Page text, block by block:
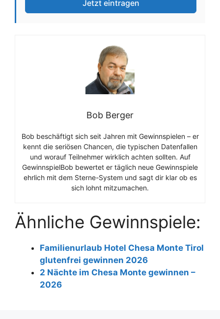
Jetzt eintragen
Bob Berger
Bob beschäftigt sich seit Jahren mit Gewinnspielen – er
kennt die seriösen Chancen, die typischen Datenfallen
und worauf Teilnehmer wirklich achten sollten. Auf
GewinnspielBob bewertet er täglich neue Gewinnspiele
ehrlich mit dem Sterne-System und sagt dir klar ob es
sich lohnt mitzumachen.
Ähnliche Gewinnspiele:
Familienurlaub Hotel Chesa Monte Tirol
glutenfrei gewinnen 2026
2 Nächte im Chesa Monte gewinnen –
2026